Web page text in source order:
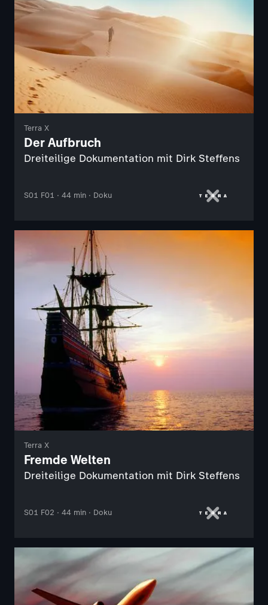
Terra X
Der Aufbruch
Dreiteilige Dokumentation mit Dirk Steffens
S01 F01 · 44 min · Doku
Terra X
Fremde Welten
Dreiteilige Dokumentation mit Dirk Steffens
S01 F02 · 44 min · Doku